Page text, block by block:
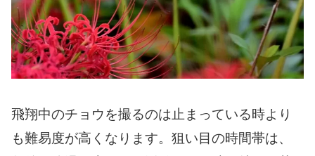
飛翔中のチョウを撮るのは止まっている時より
も難易度が高くなります。狙い目の時間帯は、